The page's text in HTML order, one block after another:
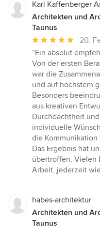
Karl Kaffenberger
Architekten und
Taunus
Durchschnittliche
Bewertung:
5
von
5
Sternen
20.
“Ein absolut
Von der ersten
war die
und auf höchstem
Besonders
aus kreativen
Durchdachtheit
individuelle
die Kommunikation
Das Ergebnis hat
übertroffen. Vielen
Arbeit, jederzeit
habes-architektur
Architekten und
Taunus